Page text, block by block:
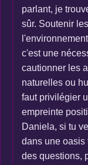
parlant, je
sûr. Soutenir
c'est une
cautionner les
naturelles ou
faut privilégier
empreinte
Daniela, si tu
dans une oasis
des questions,